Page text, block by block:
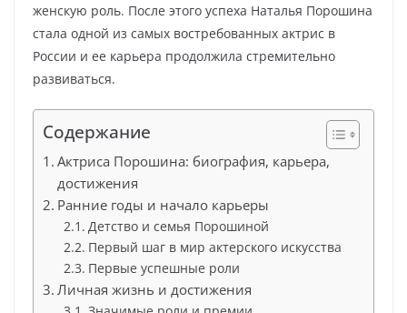
женскую роль. После этого успеха Наталья Порошина
стала одной из самых востребованных актрис в
России и ее карьера продолжила стремительно
развиваться.
Содержание
Актриса Порошина: биография, карьера,
достижения
Ранние годы и начало карьеры
Детство и семья Порошиной
Первый шаг в мир актерского искусства
Первые успешные роли
Личная жизнь и достижения